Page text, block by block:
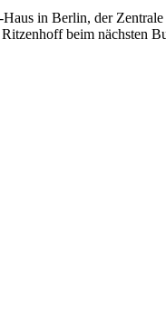
in Berlin, der
beim nächsten